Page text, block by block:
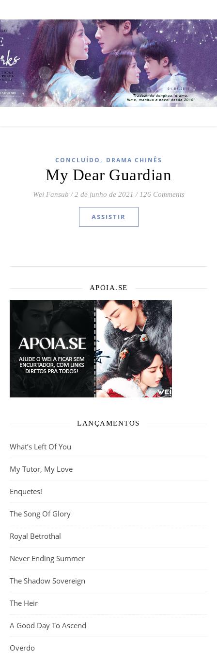
CONCLUÍDO , DRAMA CHINÊS
My Dear Guardian
Wei Fansub / 2 de junho de 2021 / 126 Comments
ASSISTIR
APOIA.SE
LANÇAMENTOS
What’s Left Of You
My Tutor, My Love
Enquetes!
The Song Of Glory
Royal Betrothal
Never Ending Summer
The Shadow Sovereign
The Heir
A Good Day To Ascend
Overdo